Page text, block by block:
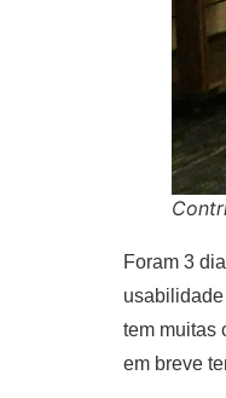
Foram 3
tem muitas
em breve